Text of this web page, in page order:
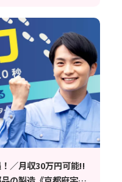
／月収30万円可能!!